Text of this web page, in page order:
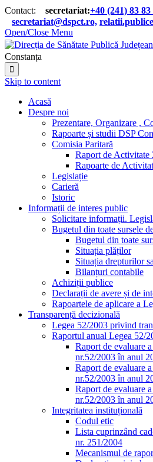
Contact: secretariat:+40 (241) 83 83
secretariat@dspct.ro,
Open/Close Menu
Constanța

Skip to content
Acasă
Despre noi
Prezentare, Organizare ,
Rapoarte și studii DSP
Comisia Paritară
Raport de Activitate
Rapoarte de
Legislație
Carieră
Istoric
Informații de interes public
Solicitare informații.
Bugetul din toate sursele
Bugetul din toate
Situația plăților
Situația drepturilor
Bilanțuri contabile
Achiziții publice
Declarații de avere și de
Rapoartele de aplicare a
Transparență decizională
Legea 52/2003 privind
Raportul anual Legea 52/
Raport de evaluare
nr.52/2003 în anul
Raport de evaluare
nr.52/2003 în anul
Raport de evaluare
nr.52/2003 în anul
Integritatea instituțională
Codul etic
Lista cuprinzând
nr. 251/2004
Mecanismul de